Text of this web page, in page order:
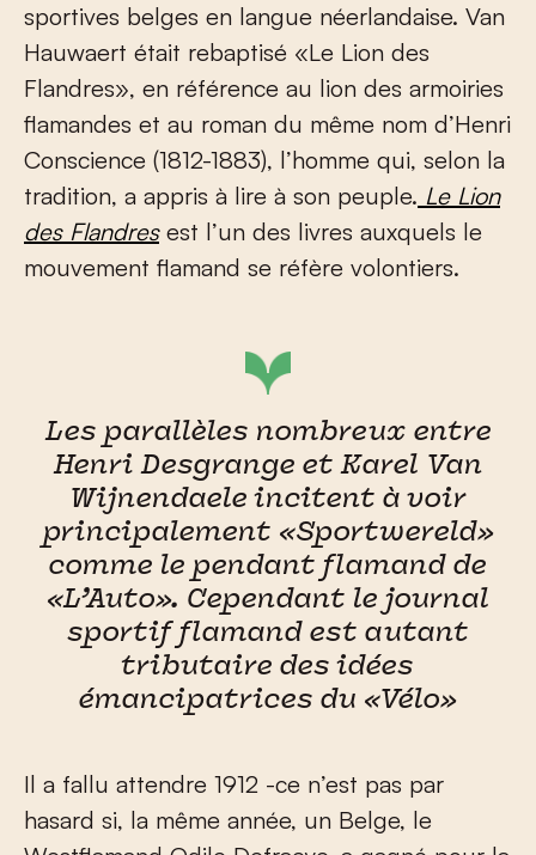
sportives belges en langue néerlandaise. Van
Hauwaert était rebaptisé «Le Lion des
Flandres», en référence au lion des armoiries
flamandes et au roman du même nom d’Henri
Conscience (1812-1883), l’homme qui, selon la
tradition, a appris à lire à son peuple. Le Lion
des Flandresest l’un des livres auxquels le
mouvement flamand se réfère volontiers.
Les parallèles nombreux entre
Henri Desgrange et Karel Van
Wijnendaele incitent à voir
principalement «Sportwereld»
comme le pendant flamand de
«L’Auto». Cependant le journal
sportif flamand est autant
tributaire des idées
émancipatrices du «Vélo»
Il a fallu attendre 1912 -ce n’est pas par
hasard si, la même année, un Belge, le